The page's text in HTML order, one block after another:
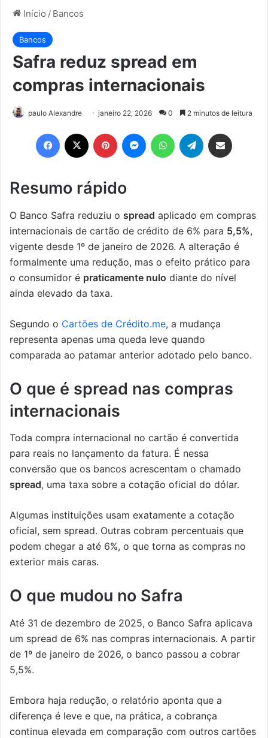
Início / Bancos
Bancos
Safra reduz spread em
compras internacionais
paulo Alexandre janeiro 22, 2026 0 2 minutos de leitura
Facebook Pinterest MessengerWhatsAppTelegram
Resumo rápido
O Banco Safra reduziu o spread aplicado em compras
internacionais de cartão de crédito de 6% para 5,5%,
vigente desde 1º de janeiro de 2026. A alteração é
formalmente uma redução, mas o efeito prático para
o consumidor é praticamente nulo diante do nível
ainda elevado da taxa.
Segundo o Cartões de Crédito.me, a mudança
representa apenas uma queda leve quando
comparada ao patamar anterior adotado pelo banco.
O que é spread nas compras
internacionais
Toda compra internacional no cartão é convertida
para reais no lançamento da fatura. É nessa
conversão que os bancos acrescentam o chamado
spread, uma taxa sobre a cotação oficial do dólar.
Algumas instituições usam exatamente a cotação
oficial, sem spread. Outras cobram percentuais que
podem chegar a até 6%, o que torna as compras no
exterior mais caras.
O que mudou no Safra
Até 31 de dezembro de 2025, o Banco Safra aplicava
um spread de 6% nas compras internacionais. A partir
de 1º de janeiro de 2026, o banco passou a cobrar
5,5%.
Embora haja redução, o relatório aponta que a
diferença é leve e que, na prática, a cobrança
continua elevada em comparação com outros cartões